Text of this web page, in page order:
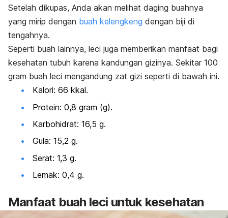
Setelah dikupas, Anda akan melihat daging buahnya
yang mirip dengan buah kelengkeng dengan biji di
tengahnya.
Seperti buah lainnya, leci juga memberikan manfaat bagi
kesehatan tubuh karena kandungan gizinya. Sekitar 100
gram buah leci mengandung zat gizi seperti di bawah ini.
Kalori: 66 kkal.
Protein: 0,8 gram (g).
Karbohidrat: 16,5 g.
Gula: 15,2 g.
Serat: 1,3 g.
Lemak: 0,4 g.
Manfaat buah leci untuk kesehatan